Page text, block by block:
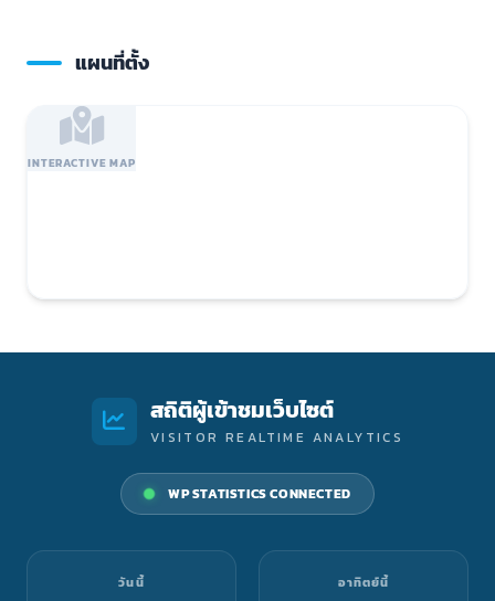
แผนที่ตั้ง
INTERACTIVE MAP
สถิติผู้เข้าชมเว็บไซต์
VISITOR REALTIME ANALYTICS
WP STATISTICS CONNECTED
วันนี้ อาทิตย์นี้